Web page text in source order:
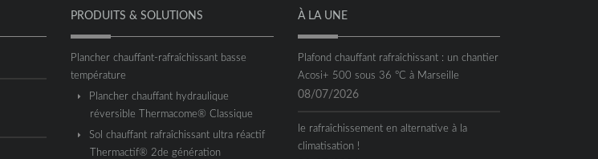
PRODUITS & SOLUTIONS
Plancher chauffant-rafraîchissant basse
température
Plancher chauffant hydraulique
réversible Thermacome® Classique
Sol chauffant rafraîchissant ultra réactif
Thermactif® 2de génération
À LA UNE
Plafond chauffant rafraîchissant : un chantier
Acosi+ 500 sous 36 °C à Marseille
08/07/2026
le rafraîchissement en alternative à la
climatisation !